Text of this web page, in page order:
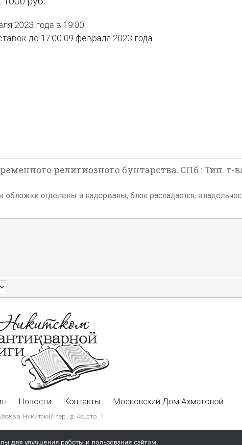
2023 года в 19:00
до 17:00 09 февраля 2023 года
религиозного бунтарства. СПб.: Тип. т-
отделены и надорваны, блок распадается,
Новости Контакты Московский Дом Ахматовой
Никитский пер., д. 4а, стр. 1
для улучшения работы и пользования сайтом.